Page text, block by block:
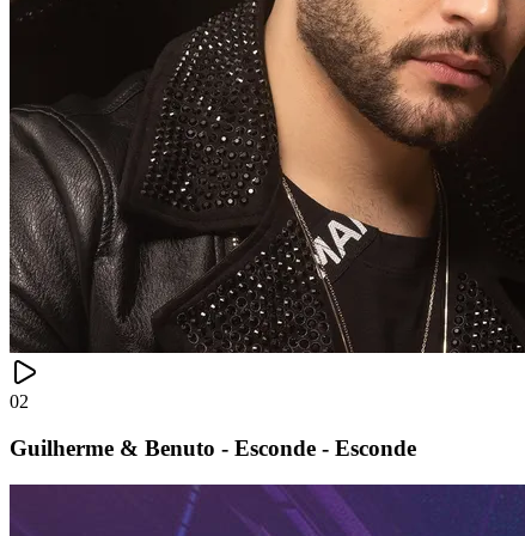
02
Guilherme & Benuto - Esconde - Esconde